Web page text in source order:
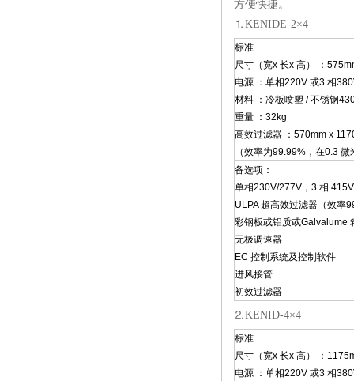
方便快捷。
⒈KENIDE-2×4
标准
尺寸（宽x 长x 高） ：
电源 ：单相220V 或3 相
材料 ：冷板喷塑 / 不锈钢
重量 ：32kg
高效过滤器 ：570mm x
（效率为99.99%，在0.3 微
备选项：
单相230V/277V，3 相
ULPA 超高效过滤器（效率
彩钢板或铝质或Galvalume
无极调速器
EC 控制系统及控制软件
进风接管
初效过滤器
⒉KENID-4×4
标准
尺寸（宽x 长x 高） ：
电源 ：单相220V 或3 相